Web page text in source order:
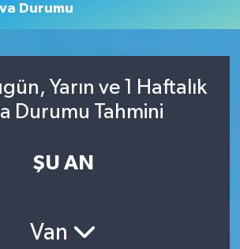
Durumu
Yarın ve 1 Haftalık
Durumu Tahmini
ŞU AN
Van
Durumu ve Fikstür